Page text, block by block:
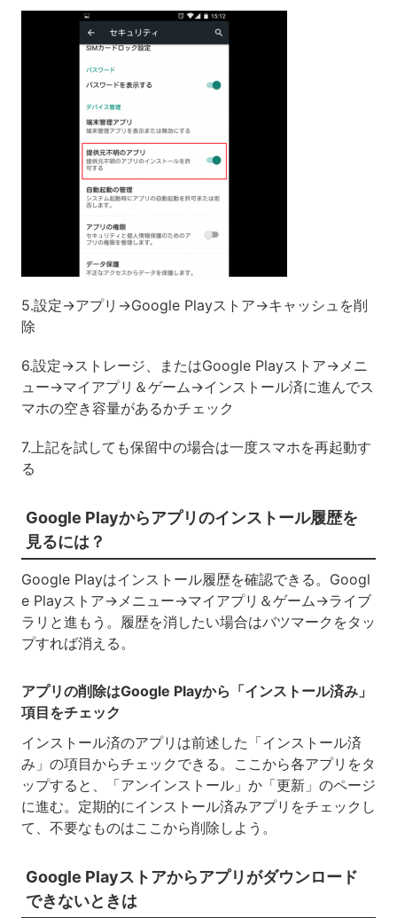
5.設定→アプリ→Google Playストア→キャッシュを削
除
6.設定→ストレージ、またはGoogle Playストア→メニ
ュー→マイアプリ＆ゲーム→インストール済に進んでス
マホの空き容量があるかチェック
7.上記を試しても保留中の場合は一度スマホを再起動す
る
Google Playからアプリのインストール履歴を
見るには？
Google Playはインストール履歴を確認できる。Googl
e Playストア→メニュー→マイアプリ＆ゲーム→ライブ
ラリと進もう。履歴を消したい場合はバツマークをタッ
プすれば消える。
アプリの削除はGoogle Playから「インストール済み」
項目をチェック
インストール済のアプリは前述した「インストール済
み」の項目からチェックできる。ここから各アプリをタ
ップすると、「アンインストール」か「更新」のページ
に進む。定期的にインストール済みアプリをチェックし
て、不要なものはここから削除しよう。
Google Playストアからアプリがダウンロード
できないときは